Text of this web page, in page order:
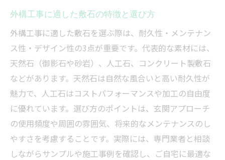
外構工事に適した敷石の特徴と選び方
外構工事に適した敷石を選ぶ際は、耐久性・メンテナン
ス性・デザイン性の3点が重要です。代表的な素材には、
天然石（御影石や砂岩）、人工石、コンクリート製敷石
などがあります。天然石は自然な風合いと高い耐久性が
魅力で、人工石はコストパフォーマンスや加工の自由度
に優れています。選び方のポイントは、玄関アプローチ
の使用頻度や周囲の雰囲気、将来的なメンテナンスのし
やすさを考慮することです。実際には、専門業者と相談
しながらサンプルや施工事例を確認し、ご自宅に最適な